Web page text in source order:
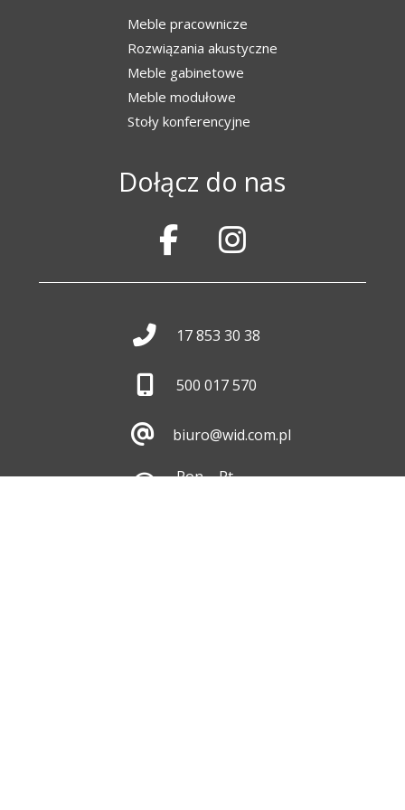
Meble pracownicze
Rozwiązania akustyczne
Meble gabinetowe
Meble modułowe
Stoły konferencyjne
Dołącz do nas
17 853 30 38
500 017 570
biuro@wid.com.pl
Pon. - Pt.